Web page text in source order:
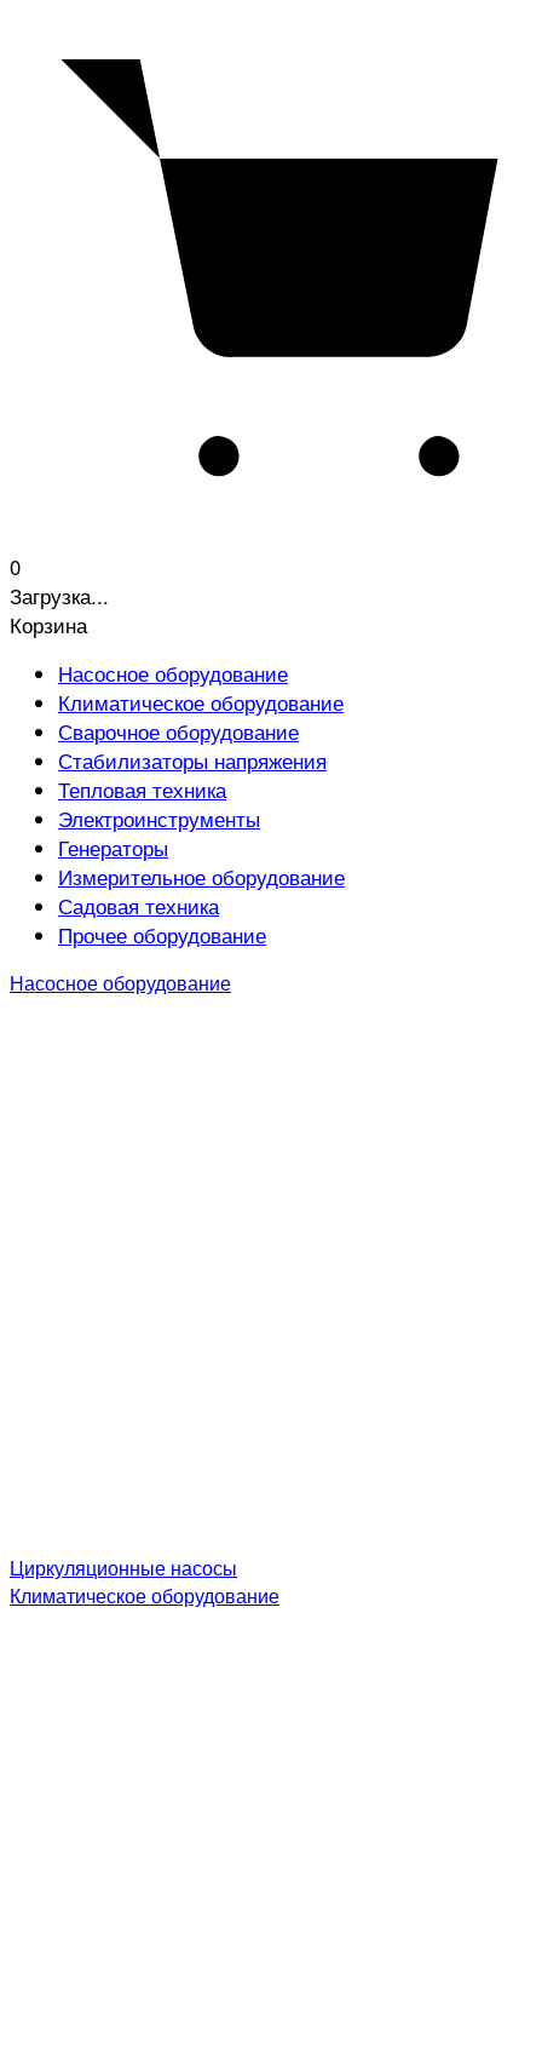
0
Загрузка...
Корзина
Насосное оборудование
Климатическое оборудование
Сварочное оборудование
Стабилизаторы напряжения
Тепловая техника
Электроинструменты
Генераторы
Измерительное оборудование
Садовая техника
Прочее оборудование
Насосное оборудование
Циркуляционные насосы
Климатическое оборудование